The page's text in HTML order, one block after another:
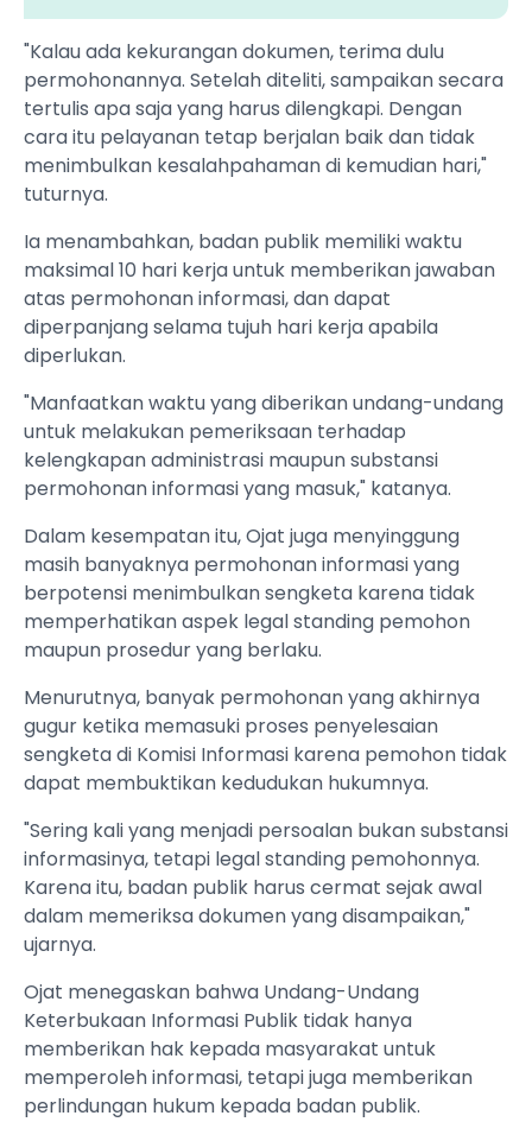
"Kalau ada kekurangan dokumen, terima dulu
permohonannya. Setelah diteliti, sampaikan secara
tertulis apa saja yang harus dilengkapi. Dengan
cara itu pelayanan tetap berjalan baik dan tidak
menimbulkan kesalahpahaman di kemudian hari,"
tuturnya.
Ia menambahkan, badan publik memiliki waktu
maksimal 10 hari kerja untuk memberikan jawaban
atas permohonan informasi, dan dapat
diperpanjang selama tujuh hari kerja apabila
diperlukan.
"Manfaatkan waktu yang diberikan undang-undang
untuk melakukan pemeriksaan terhadap
kelengkapan administrasi maupun substansi
permohonan informasi yang masuk," katanya.
Dalam kesempatan itu, Ojat juga menyinggung
masih banyaknya permohonan informasi yang
berpotensi menimbulkan sengketa karena tidak
memperhatikan aspek legal standing pemohon
maupun prosedur yang berlaku.
Menurutnya, banyak permohonan yang akhirnya
gugur ketika memasuki proses penyelesaian
sengketa di Komisi Informasi karena pemohon tidak
dapat membuktikan kedudukan hukumnya.
"Sering kali yang menjadi persoalan bukan substansi
informasinya, tetapi legal standing pemohonnya.
Karena itu, badan publik harus cermat sejak awal
dalam memeriksa dokumen yang disampaikan,"
ujarnya.
Ojat menegaskan bahwa Undang-Undang
Keterbukaan Informasi Publik tidak hanya
memberikan hak kepada masyarakat untuk
memperoleh informasi, tetapi juga memberikan
perlindungan hukum kepada badan publik.